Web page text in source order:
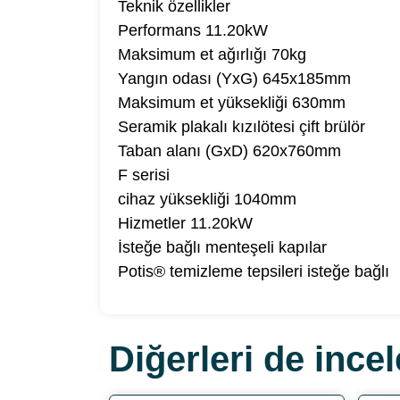
Teknik özellikler
Performans 11.20kW
Maksimum et ağırlığı 70kg
Yangın odası (YxG) 645x185mm
Maksimum et yüksekliği 630mm
Seramik plakalı kızılötesi çift brülör
Taban alanı (GxD) 620x760mm
F serisi
cihaz yüksekliği 1040mm
Hizmetler 11.20kW
İsteğe bağlı menteşeli kapılar
Potis® temizleme tepsileri isteğe bağlı
Diğerleri de